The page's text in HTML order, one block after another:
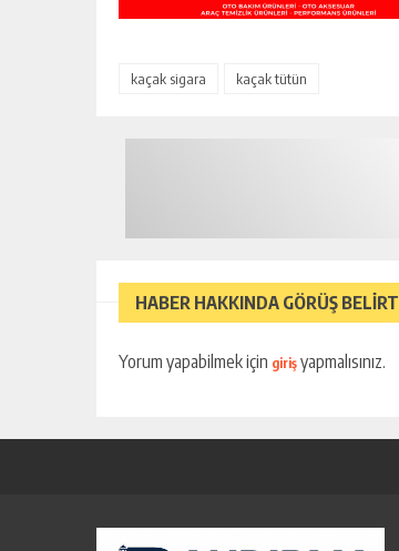
kaçak sigara kaçak tütün
HABER HAKKINDA GÖRÜŞ BELİRT
Yorum yapabilmek için giriş yapmalısınız.